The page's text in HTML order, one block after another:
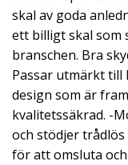
skal av goda
ett billigt skal som
branschen. Bra
Passar utmärkt till
design som är
kvalitetssäkrad. -
och stödjer
för att omsluta